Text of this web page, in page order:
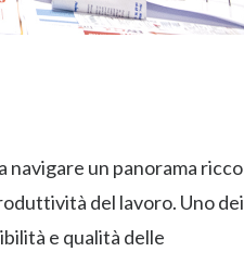
un panorama ricco
del lavoro. Uno dei
e qualità delle